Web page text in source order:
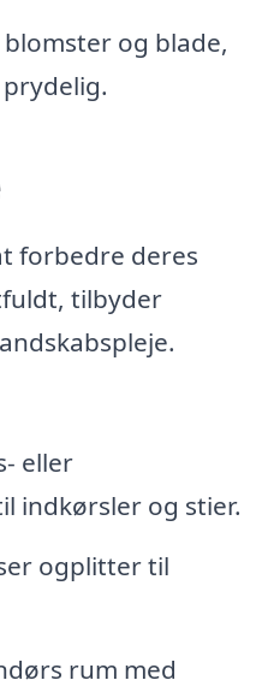
og blade,
forbedre deres
tilbyder
eller
indkørsler og stier.
ogplitter til
rum med